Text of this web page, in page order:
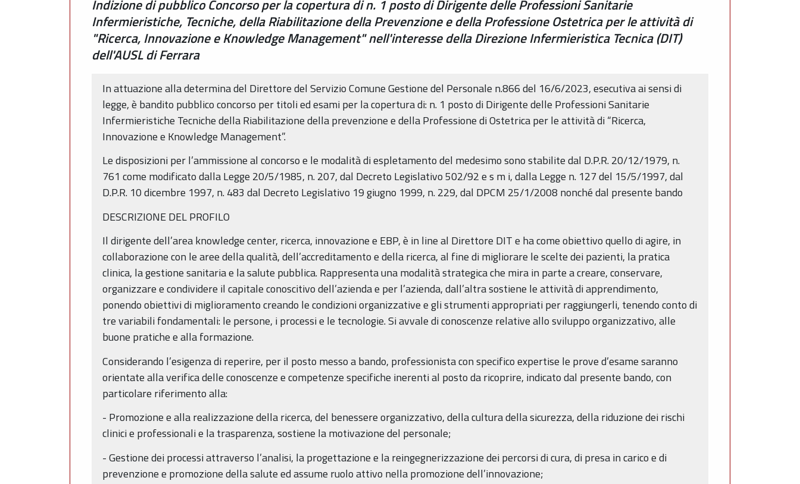
Indizione di pubblico Concorso per la copertura di n. 1 posto di Dirigente delle Professioni Sanitarie
Infermieristiche, Tecniche, della Riabilitazione della Prevenzione e della Professione Ostetrica per le attività di
"Ricerca, Innovazione e Knowledge Management" nell'interesse della Direzione Infermieristica Tecnica (DIT)
dell'AUSL di Ferrara
In attuazione alla determina del Direttore del Servizio Comune Gestione del Personale n.866 del 16/6/2023, esecutiva ai sensi di
legge, è bandito pubblico concorso per titoli ed esami per la copertura di: n. 1 posto di Dirigente delle Professioni Sanitarie
Infermieristiche Tecniche della Riabilitazione della prevenzione e della Professione di Ostetrica per le attività di “Ricerca,
Innovazione e Knowledge Management”.
Le disposizioni per l’ammissione al concorso e le modalità di espletamento del medesimo sono stabilite dal D.P.R. 20/12/1979, n.
761 come modificato dalla Legge 20/5/1985, n. 207, dal Decreto Legislativo 502/92 e s m i, dalla Legge n. 127 del 15/5/1997, dal
D.P.R. 10 dicembre 1997, n. 483 dal Decreto Legislativo 19 giugno 1999, n. 229, dal DPCM 25/1/2008 nonché dal presente bando
DESCRIZIONE DEL PROFILO
Il dirigente dell’area knowledge center, ricerca, innovazione e EBP, è in line al Direttore DIT e ha come obiettivo quello di agire, in
collaborazione con le aree della qualità, dell’accreditamento e della ricerca, al fine di migliorare le scelte dei pazienti, la pratica
clinica, la gestione sanitaria e la salute pubblica. Rappresenta una modalità strategica che mira in parte a creare, conservare,
organizzare e condividere il capitale conoscitivo dell’azienda e per l’azienda, dall’altra sostiene le attività di apprendimento,
ponendo obiettivi di miglioramento creando le condizioni organizzative e gli strumenti appropriati per raggiungerli, tenendo conto di
tre variabili fondamentali: le persone, i processi e le tecnologie. Si avvale di conoscenze relative allo sviluppo organizzativo, alle
buone pratiche e alla formazione.
Considerando l’esigenza di reperire, per il posto messo a bando, professionista con specifico expertise le prove d’esame saranno
orientate alla verifica delle conoscenze e competenze specifiche inerenti al posto da ricoprire, indicato dal presente bando, con
particolare riferimento alla:
- Promozione e alla realizzazione della ricerca, del benessere organizzativo, della cultura della sicurezza, della riduzione dei rischi
clinici e professionali e la trasparenza, sostiene la motivazione del personale;
- Gestione dei processi attraverso l’analisi, la progettazione e la reingegnerizzazione dei percorsi di cura, di presa in carico e di
prevenzione e promozione della salute ed assume ruolo attivo nella promozione dell’innovazione;